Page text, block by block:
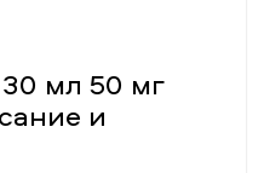
мл 50 мг
и